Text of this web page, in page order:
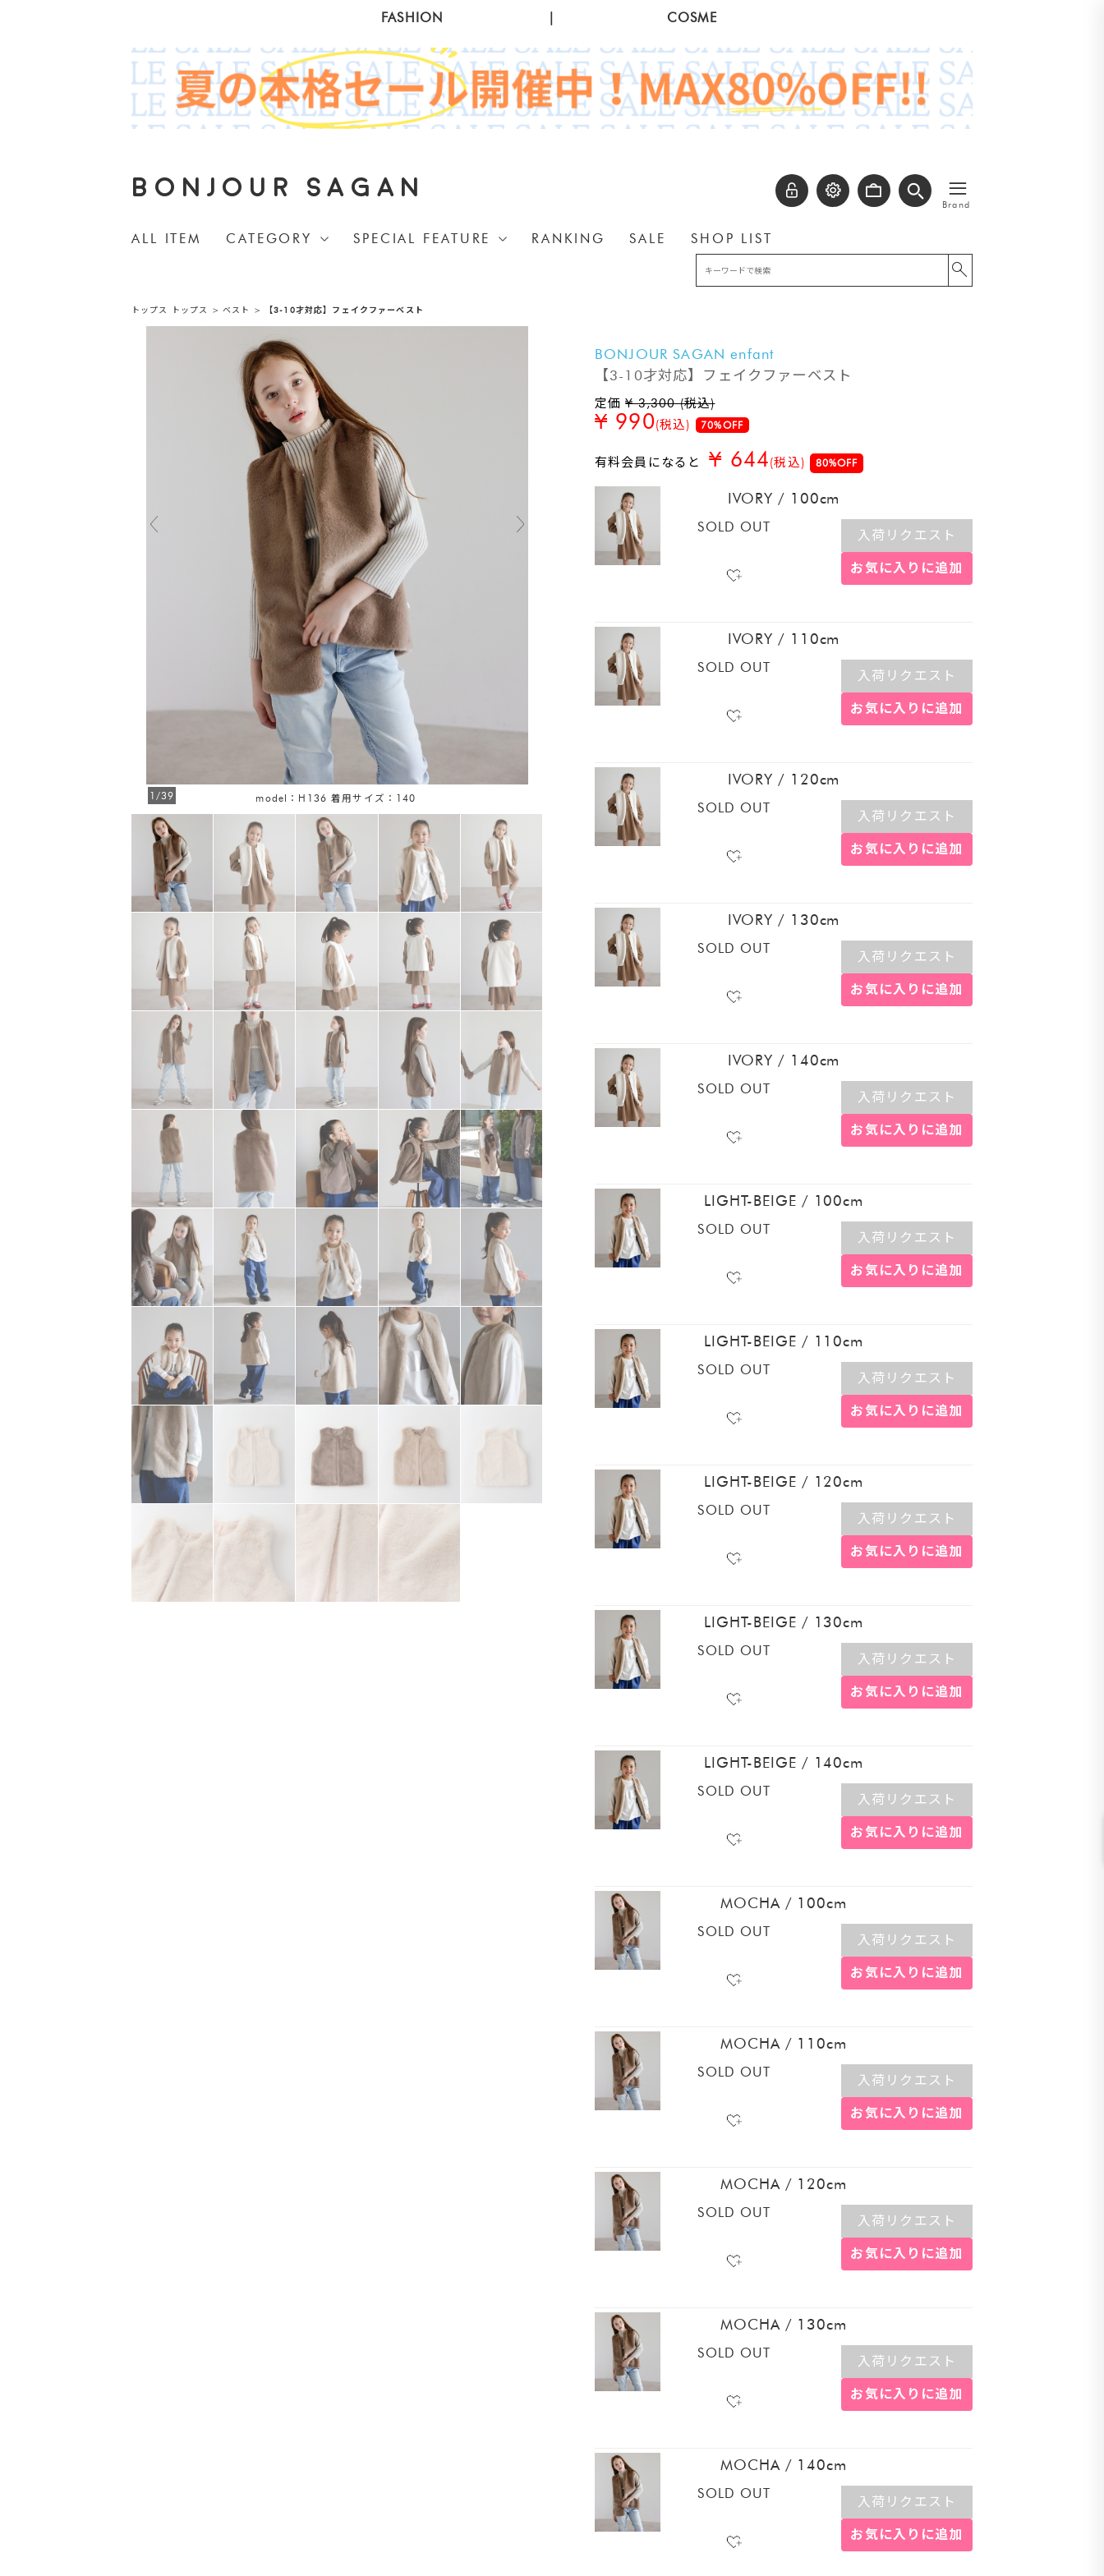
FASHION COSME
BONJOUR SAGAN ≡
Brand
ALL ITEM CATEGORY SPECIAL FEATURE RANKING SALE SHOP LIST
トップス トップス > ベスト > 【3-10才対応】フェイクファーベスト
model：H136 着用サイズ：140
1/39
BONJOUR SAGAN enfant
【3-10才対応】フェイクファーベスト
定価¥ 3,300 (税込)
¥ 990(税込) 70%OFF
有料会員になると¥ 644(税込) 80%OFF
IVORY / 100cm
SOLD OUT
入荷リクエスト
お気に入りに追加
IVORY / 110cm
SOLD OUT
入荷リクエスト
お気に入りに追加
IVORY / 120cm
SOLD OUT
入荷リクエスト
お気に入りに追加
IVORY / 130cm
SOLD OUT
入荷リクエスト
お気に入りに追加
IVORY / 140cm
SOLD OUT
入荷リクエスト
お気に入りに追加
LIGHT-BEIGE / 100cm
SOLD OUT
入荷リクエスト
お気に入りに追加
LIGHT-BEIGE / 110cm
SOLD OUT
入荷リクエスト
お気に入りに追加
LIGHT-BEIGE / 120cm
SOLD OUT
入荷リクエスト
お気に入りに追加
LIGHT-BEIGE / 130cm
SOLD OUT
入荷リクエスト
お気に入りに追加
LIGHT-BEIGE / 140cm
SOLD OUT
入荷リクエスト
お気に入りに追加
MOCHA / 100cm
SOLD OUT
入荷リクエスト
お気に入りに追加
MOCHA / 110cm
SOLD OUT
入荷リクエスト
お気に入りに追加
MOCHA / 120cm
SOLD OUT
入荷リクエスト
お気に入りに追加
MOCHA / 130cm
SOLD OUT
入荷リクエスト
お気に入りに追加
MOCHA / 140cm
SOLD OUT
入荷リクエスト
お気に入りに追加